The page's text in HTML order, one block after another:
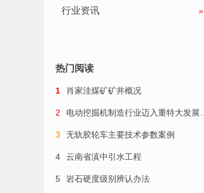
行业资讯 »
热门阅读
1 肖家洼煤矿矿井概况
2 电动挖掘机制造行业迈入重特大发展趋
势
3 无轨胶轮车主要技术参数案例
4 云南省滇中引水工程
5 岩石硬度级别辨认办法